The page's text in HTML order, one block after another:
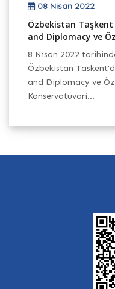
08 Nisan 2022
Özbekistan
and Diplomacy ve
8 Nisan 2022
Özbekistan
and Diplomacy ve
Konservatuvari...